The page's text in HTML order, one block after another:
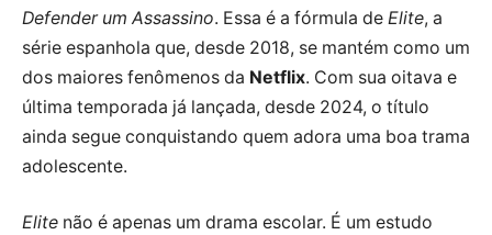
Defender um Assassino. Essa é a fórmula de Elite, a
série espanhola que, desde 2018, se mantém como um
dos maiores fenômenos da Netflix. Com sua oitava e
última temporada já lançada, desde 2024, o título
ainda segue conquistando quem adora uma boa trama
adolescente.
Elite não é apenas um drama escolar. É um estudo